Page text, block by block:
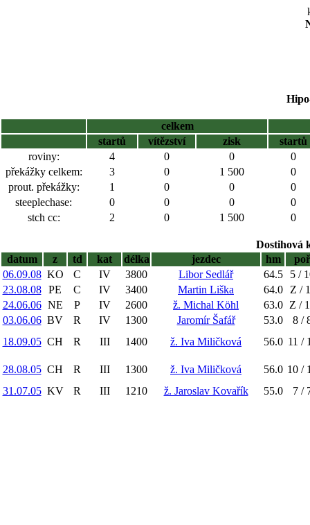
celkem
startů
vítězství zisk
startů
roviny:
4 0 0
0
překážky celkem:
3 0 1 500
0
prout. překážky:
1 0 0
0
steeplechase:
0 0 0
0
stch cc:
2 0 1 500 0
Dostihová
datum
z td kat délka jezdec hm
poř
06.09.08 KO C IV 3800 Libor Sedlář 64.5
5 /
23.08.08
PE C IV 3400 Martin Liška 64.0
Z /
24.06.06 NE P IV 2600 ž. Michal Köhl 63.0
Z /
03.06.06 BV R IV 1300 Jaromír Šafář 53.0
8 /
18.09.05 CH R III 1400 ž. Iva Miličková 56.0 11 /
28.08.05 CH R III 1300 ž. Iva Miličková 56.0 10 /
31.07.05 KV R III 1210 ž. Jaroslav Kovařík 55.0 7 /